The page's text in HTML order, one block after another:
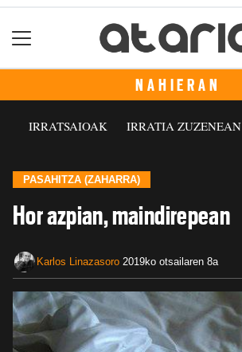
NAHIERAN
IRRATSAIOAK IRRATIA ZUZENEAN
PASAHITZA (ZAHARRA)
Hor azpian, maindirepean
Karlos Linazasoro 2019ko otsailaren 8a